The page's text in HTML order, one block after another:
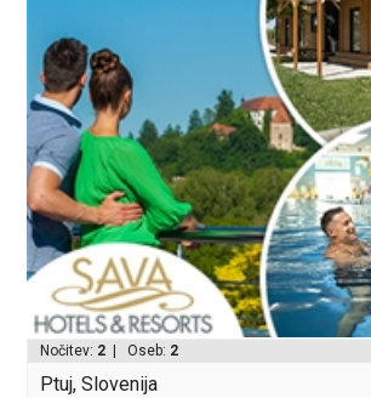
Nočitev: 2 | Oseb: 2
Ptuj, Slovenija